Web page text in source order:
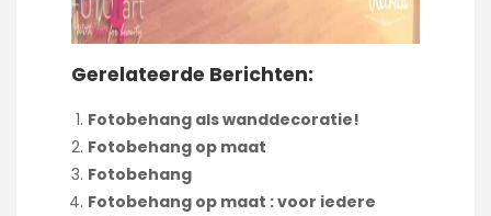
Gerelateerde Berichten:
Fotobehang als wanddecoratie!
Fotobehang op maat
Fotobehang
Fotobehang op maat : voor iedere